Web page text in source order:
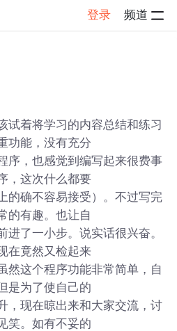
登录 频道
试着将学习的内容总结和练习
功能，没有充分
序，也感觉到编写起来很费事
，这次什么都要
的确不容易接受）。不过写完
的有趣。也让自
进了一小步。说实话很兴奋。
在竟然又检起来
然这个程序功能非常简单，自
是为了使自己的
，现在晾出来和大家交流，讨
笑。如有不妥的